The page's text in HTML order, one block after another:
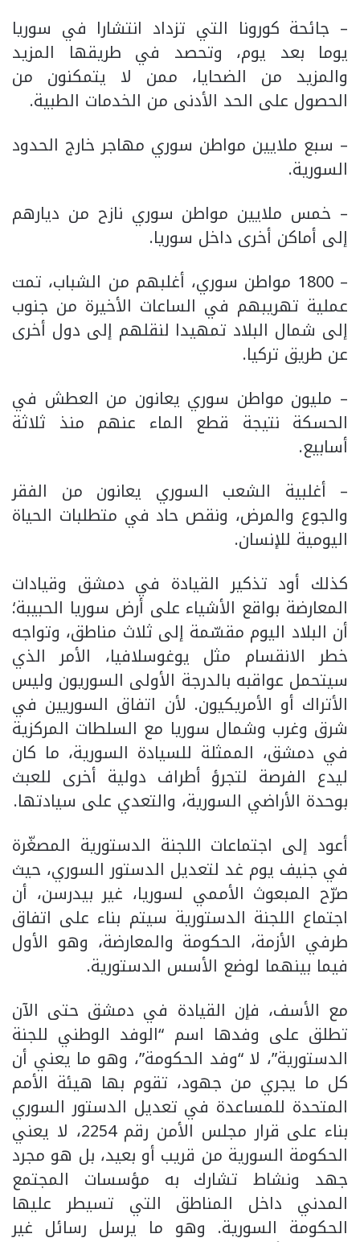
– جائحة كورونا التي تزداد انتشارا في سوريا
يوما بعد يوم، وتحصد في طريقها المزيد
والمزيد من الضحايا، ممن لا يتمكنون من
الحصول على الحد الأدنى من الخدمات الطبية.
– سبع ملايين مواطن سوري مهاجر خارج الحدود
السورية.
– خمس ملايين مواطن سوري نازح من ديارهم
إلى أماكن أخرى داخل سوريا.
– 1800 مواطن سوري، أغلبهم من الشباب، تمت
عملية تهريبهم في الساعات الأخيرة من جنوب
إلى شمال البلاد تمهيدا لنقلهم إلى دول أخرى
عن طريق تركيا.
– مليون مواطن سوري يعانون من العطش في
الحسكة نتيجة قطع الماء عنهم منذ ثلاثة
أسابيع.
– أغلبية الشعب السوري يعانون من الفقر
والجوع والمرض، ونقص حاد في متطلبات الحياة
اليومية للإنسان.
كذلك أود تذكير القيادة في دمشق وقيادات
المعارضة بواقع الأشياء على أرض سوريا الحبيبة؛
أن البلاد اليوم مقسّمة إلى ثلاث مناطق، وتواجه
خطر الانقسام مثل يوغوسلافيا، الأمر الذي
سيتحمل عواقبه بالدرجة الأولى السوريون وليس
الأتراك أو الأمريكيون. لأن اتفاق السوريين في
شرق وغرب وشمال سوريا مع السلطات المركزية
في دمشق، الممثلة للسيادة السورية، ما كان
ليدع الفرصة لتجرؤ أطراف دولية أخرى للعبث
بوحدة الأراضي السورية، والتعدي على سيادتها.
أعود إلى اجتماعات اللجنة الدستورية المصغّرة
في جنيف يوم غد لتعديل الدستور السوري، حيث
صرّح المبعوث الأممي لسوريا، غير بيدرسن، أن
اجتماع اللجنة الدستورية سيتم بناء على اتفاق
طرفي الأزمة، الحكومة والمعارضة، وهو الأول
فيما بينهما لوضع الأسس الدستورية.
مع الأسف، فإن القيادة في دمشق حتى الآن
تطلق على وفدها اسم “الوفد الوطني للجنة
الدستورية”، لا “وفد الحكومة”، وهو ما يعني أن
كل ما يجري من جهود، تقوم بها هيئة الأمم
المتحدة للمساعدة في تعديل الدستور السوري
بناء على قرار مجلس الأمن رقم 2254، لا يعني
الحكومة السورية من قريب أو بعيد، بل هو مجرد
جهد ونشاط تشارك به مؤسسات المجتمع
المدني داخل المناطق التي تسيطر عليها
الحكومة السورية. وهو ما يرسل رسائل غير